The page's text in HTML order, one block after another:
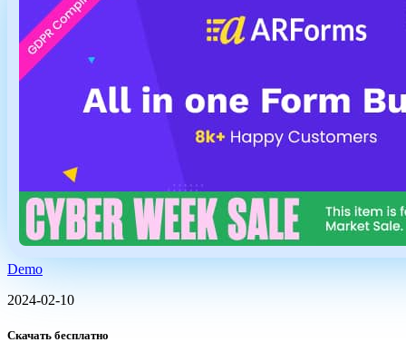
Demo
2024-02-10
Скачать бесплатно